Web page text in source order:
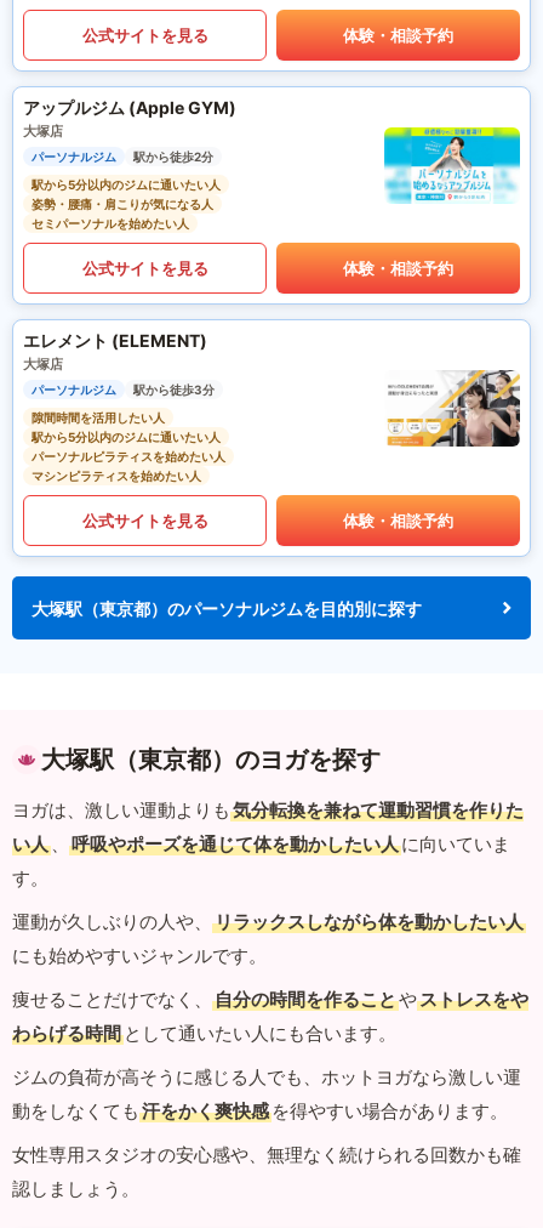
公式サイトを見る 体験・相談予約
アップルジム (Apple GYM)
大塚店
パーソナルジム
駅から徒歩2分
駅から5分以内のジムに通いたい人
姿勢・腰痛・肩こりが気になる人
セミパーソナルを始めたい人
公式サイトを見る 体験・相談予約
エレメント (ELEMENT)
大塚店
パーソナルジム
駅から徒歩3分
隙間時間を活用したい人
駅から5分以内のジムに通いたい人
パーソナルピラティスを始めたい人
マシンピラティスを始めたい人
公式サイトを見る 体験・相談予約
大塚駅（東京都）のパーソナルジムを目的別に探す
大塚駅（東京都）のヨガを探す
ヨガは、激しい運動よりも 気分転換を兼ねて運動習慣を作りた
い人 、 呼吸やポーズを通じて体を動かしたい人に向いていま
す。
運動が久しぶりの人や、
リラックスしながら体を動かしたい人
にも始めやすいジャンルです。
痩せることだけでなく、
自分の時間を作ることやストレスをや
わらげる時間 として通いたい人にも合います。
ジムの負荷が高そうに感じる人でも、ホットヨガなら激しい運
動をしなくても 汗をかく爽快感 を得やすい場合があります。
女性専用スタジオの安心感や、無理なく続けられる回数かも確
認しましょう。